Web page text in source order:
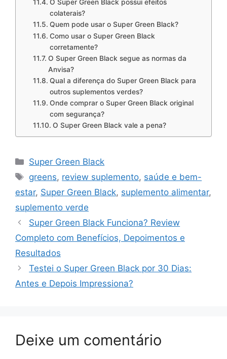
O Super Green Black possui efeitos
colaterais?
Quem pode usar o Super Green Black?
Como usar o Super Green Black
corretamente?
O Super Green Black segue as normas da
Anvisa?
Qual a diferença do Super Green Black para
outros suplementos verdes?
Onde comprar o Super Green Black original
com segurança?
O Super Green Black vale a pena?
Categorias
Super Green Black
Tags
greens, review suplemento, saúde e bem-
estar, Super Green Black, suplemento alimentar,
suplemento verde
Super Green Black Funciona? Review
Completo com Benefícios, Depoimentos e
Resultados
Testei o Super Green Black por 30 Dias:
Antes e Depois Impressiona?
Deixe um comentário